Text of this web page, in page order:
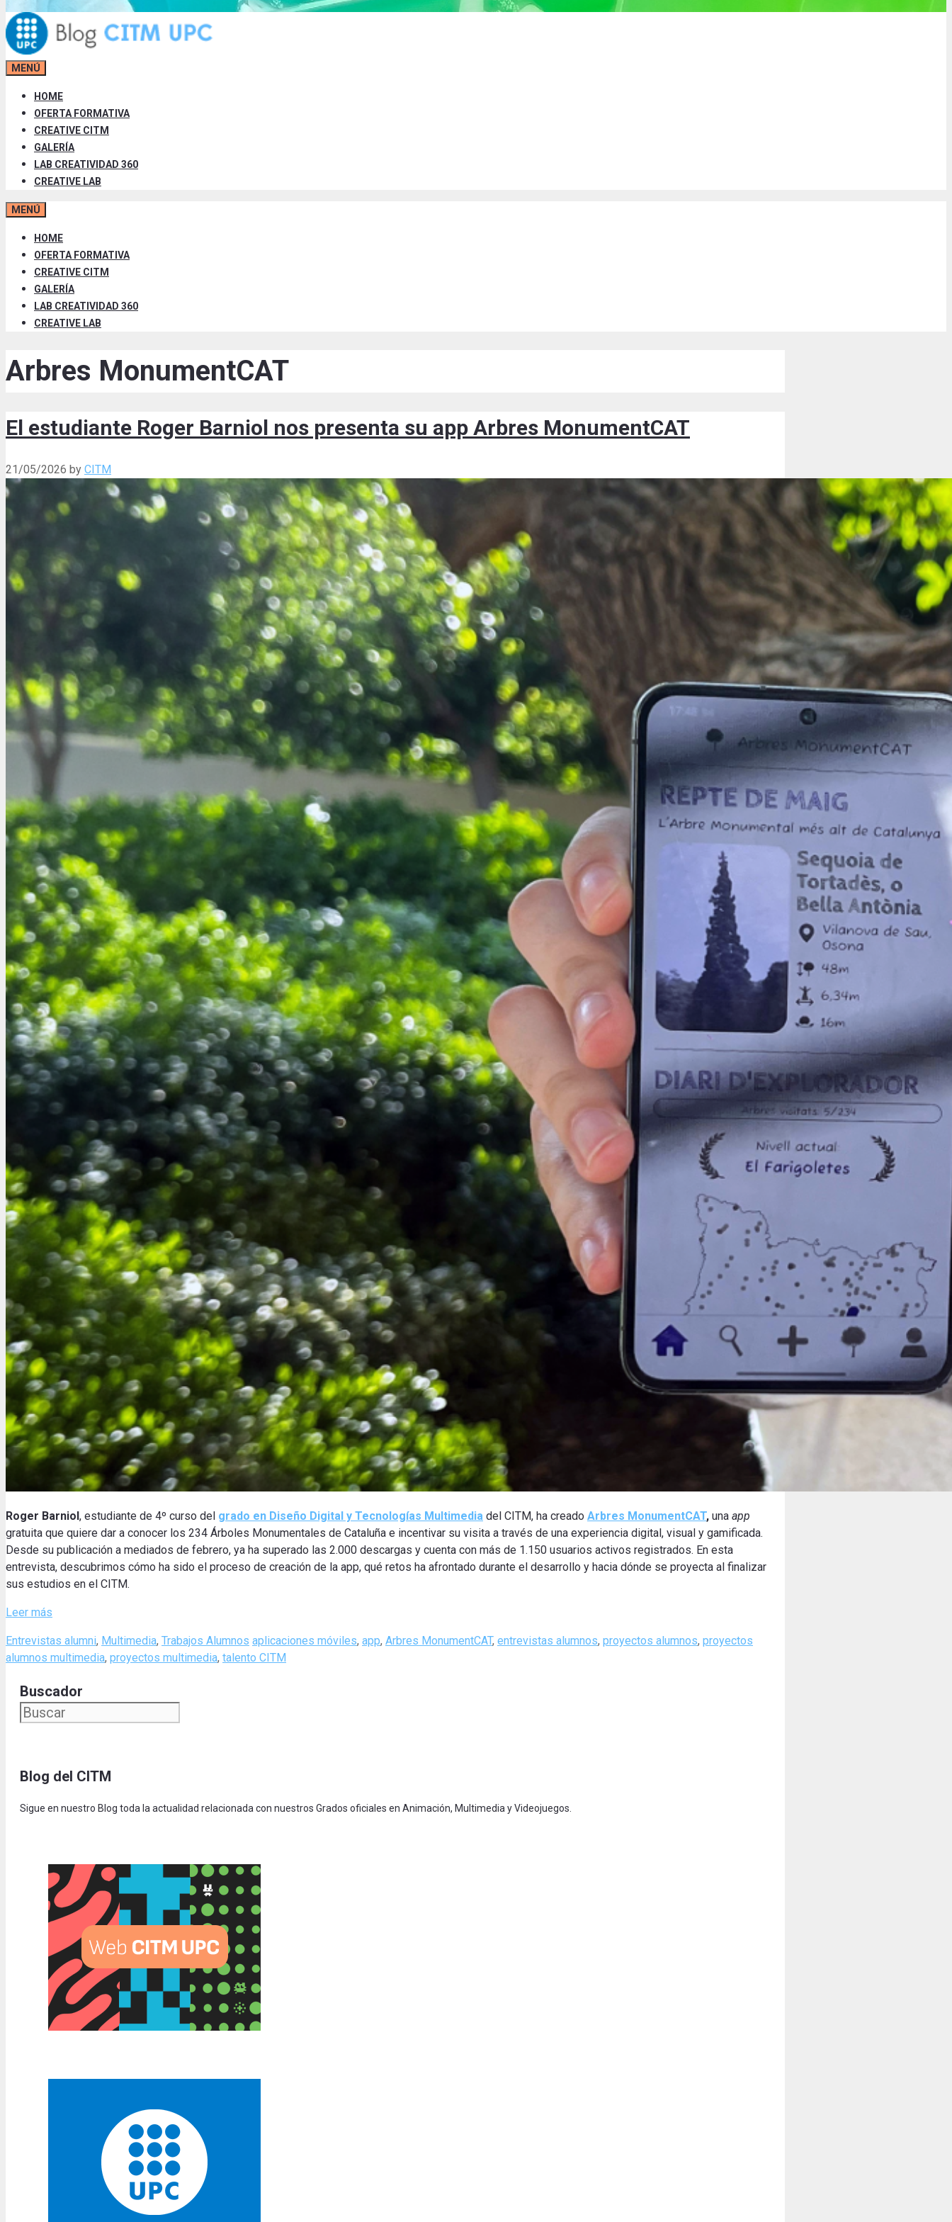
MENÚ
HOME
OFERTA FORMATIVA
CREATIVE CITM
GALERÍA
LAB CREATIVIDAD 360
CREATIVE LAB
MENÚ
HOME
OFERTA FORMATIVA
CREATIVE CITM
GALERÍA
LAB CREATIVIDAD 360
CREATIVE LAB
Arbres MonumentCAT
El estudiante Roger Barniol nos presenta su app Arbres MonumentCAT
21/05/2026 by CITM
Roger Barniol, estudiante de 4º curso del grado en Diseño Digital y Tecnologías Multimedia del CITM, ha creado Arbres MonumentCAT, una app
gratuita que quiere dar a conocer los 234 Árboles Monumentales de Cataluña e incentivar su visita a través de una experiencia digital, visual y gamificada.
Desde su publicación a mediados de febrero, ya ha superado las 2.000 descargas y cuenta con más de 1.150 usuarios activos registrados. En esta
entrevista, descubrimos cómo ha sido el proceso de creación de la app, qué retos ha afrontado durante el desarrollo y hacia dónde se proyecta al finalizar
sus estudios en el CITM.
Leer más
Categories
Entrevistas alumni, Multimedia, Trabajos Alumnos Tags
aplicaciones móviles, app, Arbres MonumentCAT, entrevistas alumnos, proyectos alumnos, proyectos
alumnos multimedia, proyectos multimedia, talento CITM
Buscador
Blog del CITM
Sigue en nuestro Blog toda la actualidad relacionada con nuestros Grados oficiales en Animación, Multimedia y Videojuegos.